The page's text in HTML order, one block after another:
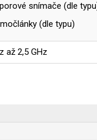
snímače (dle
(dle typu)
až 2,5 GHz